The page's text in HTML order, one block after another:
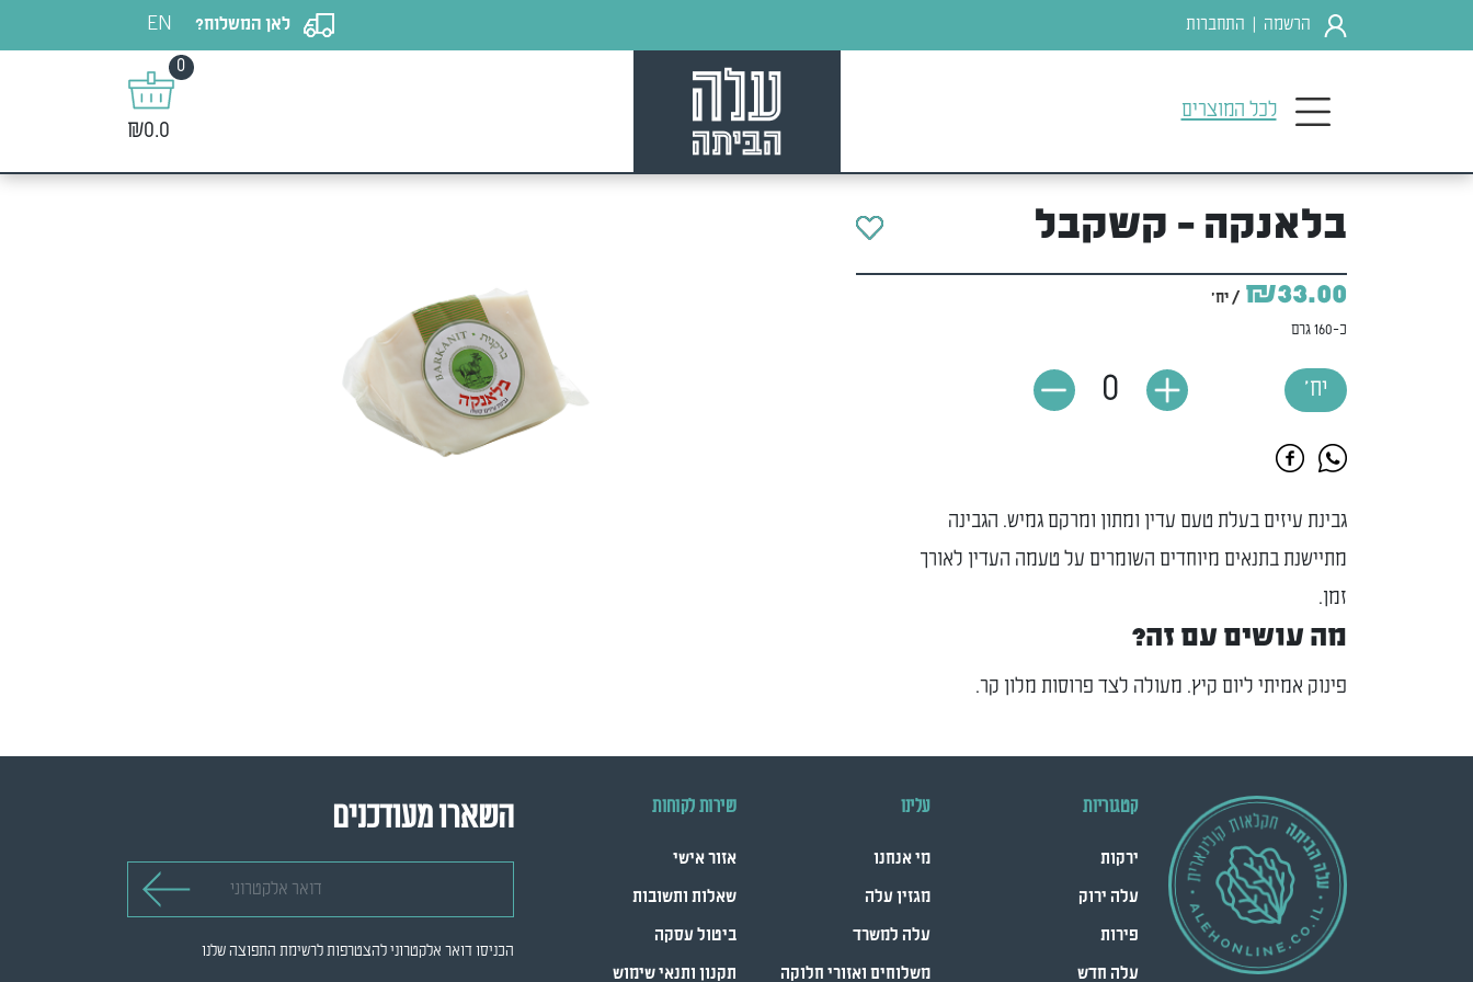
הרשמה התחברות לאן המשלוח? EN
לכל המוצרים
0
₪0.0
בלאנקה - קשקבל
₪33.00 / יח'
כ-160 גרם
יח' 0
גבינת עיזים בעלת טעם עדין ומתון ומרקם גמיש. הגבינה
מתיישנת בתנאים מיוחדים השומרים על טעמה העדין לאורך
זמן.
מה עושים עם זה?
פינוק אמיתי ליום קיץ. מעולה לצד פרוסות מלון קר.
קטגוריות
ירקות
עלה ירוק
פירות
עלה חדש
עלינו
מי אנחנו
מגזין עלה
עלה למשרד
משלוחים ואזורי חלוקה
שירות לקוחות
אזור אישי
שאלות ותשובות
ביטול עסקה
תקנון ותנאי שימוש
השארו מעודכנים
הכניסו דואר אלקטרוני להצטרפות לרשימת התפוצה שלנו